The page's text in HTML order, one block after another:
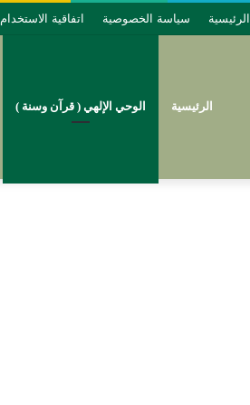
الرئيسية سياسة الخصوصية اتفاقية الاستخدام
الرئيسية الوحي الإلهي ( قرآن وسنة )